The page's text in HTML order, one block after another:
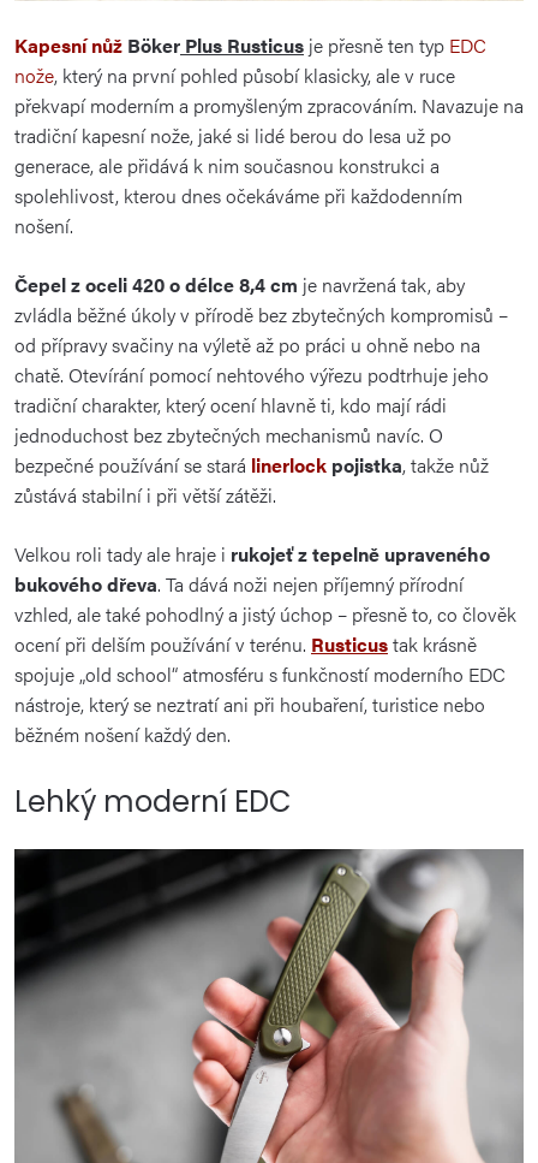
Kapesní nůž Böker Plus Rusticus je přesně ten typ EDC
nože, který na první pohled působí klasicky, ale v ruce
překvapí moderním a promyšleným zpracováním. Navazuje na
tradiční kapesní nože, jaké si lidé berou do lesa už po
generace, ale přidává k nim současnou konstrukci a
spolehlivost, kterou dnes očekáváme při každodenním
nošení.
Čepel z oceli 420 o délce 8,4 cm je navržená tak, aby
zvládla běžné úkoly v přírodě bez zbytečných kompromisů –
od přípravy svačiny na výletě až po práci u ohně nebo na
chatě. Otevírání pomocí nehtového výřezu podtrhuje jeho
tradiční charakter, který ocení hlavně ti, kdo mají rádi
jednoduchost bez zbytečných mechanismů navíc. O
bezpečné používání se stará linerlock pojistka, takže nůž
zůstává stabilní i při větší zátěži.
Velkou roli tady ale hraje i rukojeť z tepelně upraveného
bukového dřeva. Ta dává noži nejen příjemný přírodní
vzhled, ale také pohodlný a jistý úchop – přesně to, co člověk
ocení při delším používání v terénu. Rusticustak krásně
spojuje „old school“ atmosféru s funkčností moderního EDC
nástroje, který se neztratí ani při houbaření, turistice nebo
běžném nošení každý den.
Lehký moderní EDC